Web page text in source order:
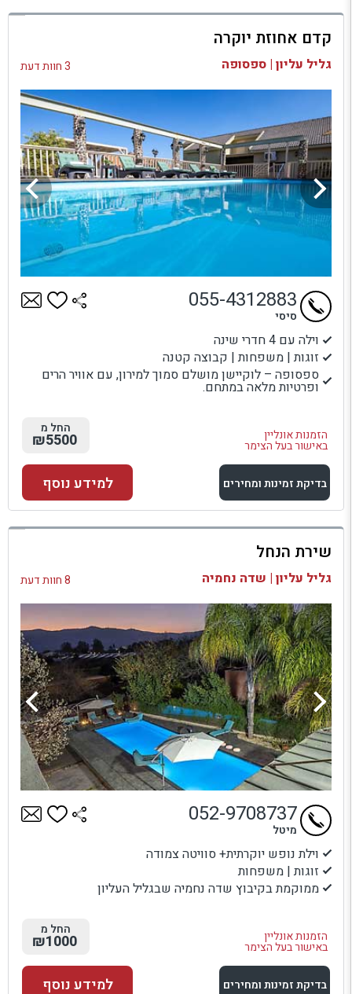
למתחם זה
בדיקת זמינות ומחירים
קדם אחוזת יוקרה
גליל עליון | ספסופה 3 חוות דעת
וילה עם 4 חדרי שינה
זוגות | משפחות | קבוצה קטנה
ספסופה – לוקיישן מושלם סמוך למירון, עם אוויר הרים
ופרטיות מלאה במתחם.
הזמנות אונליין
באישור בעל הצימר
055-4312883
סיסי
החל מ
₪5500
בדיקת זמינות ומחירים
למתחם זה
בדיקת זמינות ומחירים
למידע נוסף
שירת הנחל
גליל עליון | שדה נחמיה 8 חוות דעת
וילת נופש יוקרתית+ סוויטה צמודה
זוגות | משפחות
ממוקמת בקיבוץ שדה נחמיה שבגליל העליון
הזמנות אונליין
באישור בעל הצימר
052-9708737
מיטל
החל מ
₪1000
בדיקת זמינות ומחירים למידע נוסף